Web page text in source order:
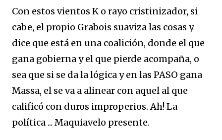
Con estos vientos K o rayo cristinizador, si
cabe, el propio Grabois suaviza las cosas y
dice que está en una coalición, donde el que
gana gobierna y el que pierde acompaña, o
sea que si se da la lógica y en las PASO gana
Massa, el se va a alinear con aquel al que
calificó con duros improperios. Ah! La
política ... Maquiavelo presente.